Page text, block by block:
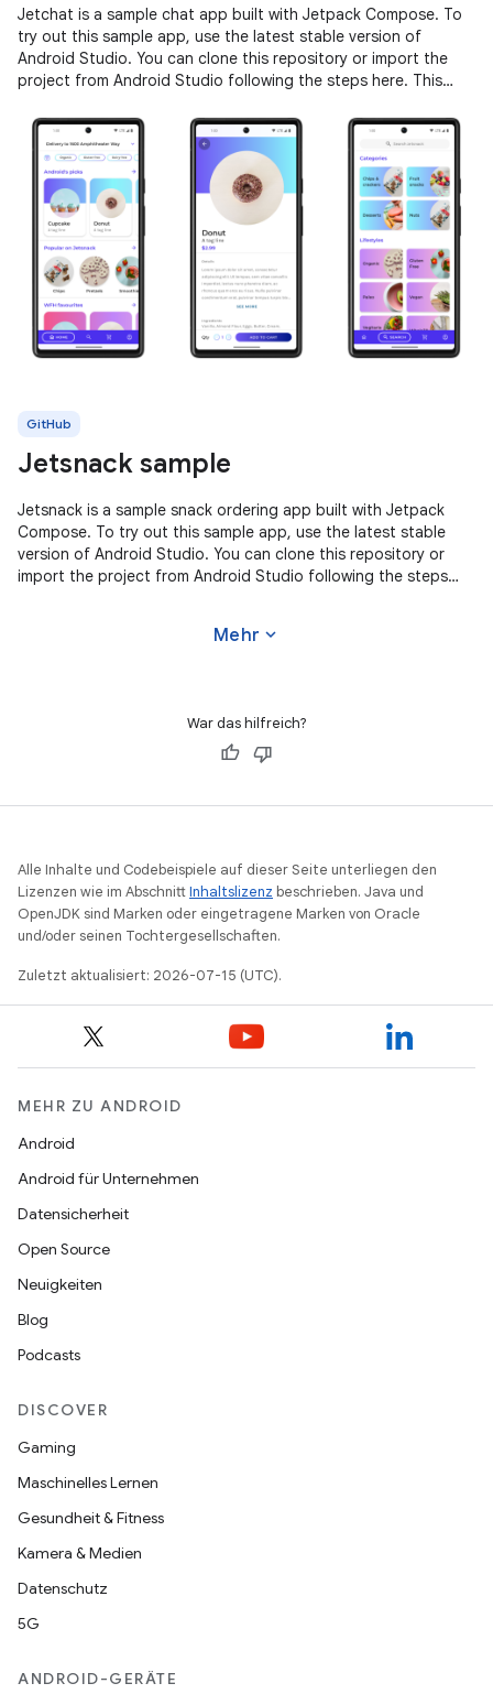
Jetchat is a sample chat app built with Jetpack Compose. To
try out this sample app, use the latest stable version of
Android Studio. You can clone this repository or import the
project from Android Studio following the steps here. This
GitHub
Jetsnack sample
Jetsnack is a sample snack ordering app built with Jetpack
Compose. To try out this sample app, use the latest stable
version of Android Studio. You can clone this repository or
import the project from Android Studio following the steps
Mehr expand_more
War das hilfreich?
Alle Inhalte und Codebeispiele auf dieser Seite unterliegen den
Lizenzen wie im AbschnittInhaltslizenz beschrieben. Java und
OpenJDK sind Marken oder eingetragene Marken von Oracle
und/oder seinen Tochtergesellschaften.
Zuletzt aktualisiert: 2026-07-15 (UTC).
MEHR ZU ANDROID
Android
Android für Unternehmen
Datensicherheit
Open Source
Neuigkeiten
Blog
Podcasts
DISCOVER
Gaming
Maschinelles Lernen
Gesundheit & Fitness
Kamera & Medien
Datenschutz
5G
ANDROID-GERÄTE